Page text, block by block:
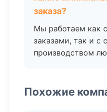
заказа?
Мы работаем как
заказами, так и с
производством
Похожие